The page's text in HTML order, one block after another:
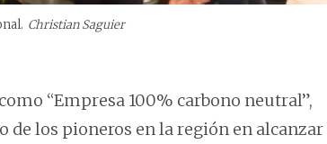
Christian Saguier
“Empresa 100% carbono neutral”,
los pioneros en la región en alcanzar